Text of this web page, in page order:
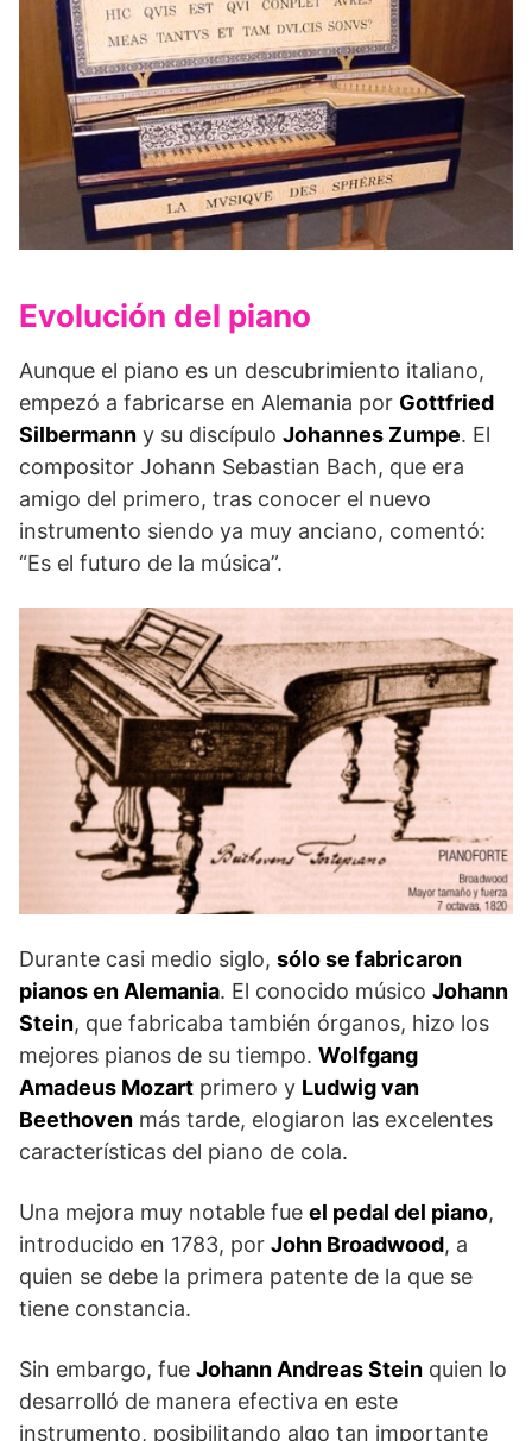
Evolución del piano
Aunque el piano es un descubrimiento italiano,
empezó a fabricarse en Alemania por Gottfried
Silbermann y su discípulo Johannes Zumpe. El
compositor Johann Sebastian Bach, que era
amigo del primero, tras conocer el nuevo
instrumento siendo ya muy anciano, comentó:
“Es el futuro de la música”.
Durante casi medio siglo, sólo se fabricaron
pianos en Alemania. El conocido músico Johann
Stein, que fabricaba también órganos, hizo los
mejores pianos de su tiempo. Wolfgang
Amadeus Mozart primero y Ludwig van
Beethoven más tarde, elogiaron las excelentes
características del piano de cola.
Una mejora muy notable fue el pedal del piano,
introducido en 1783, por John Broadwood, a
quien se debe la primera patente de la que se
tiene constancia.
Sin embargo, fue Johann Andreas Stein quien lo
desarrolló de manera efectiva en este
instrumento, posibilitando algo tan importante